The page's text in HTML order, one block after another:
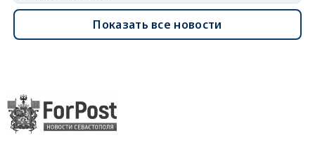
Показать все новости